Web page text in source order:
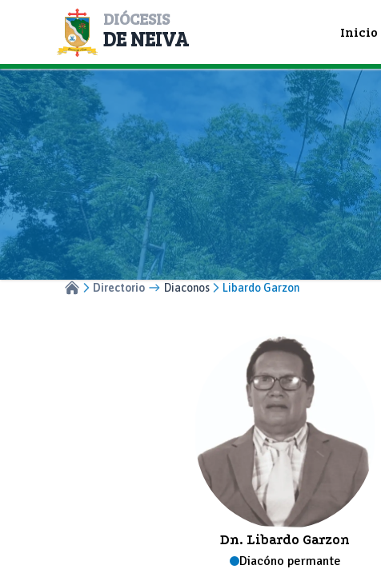
DIÓCESIS
DE NEIVA Inicio
Directorio Diaconos Libardo Garzon
Dn. Libardo Garzon
Diacóno permante